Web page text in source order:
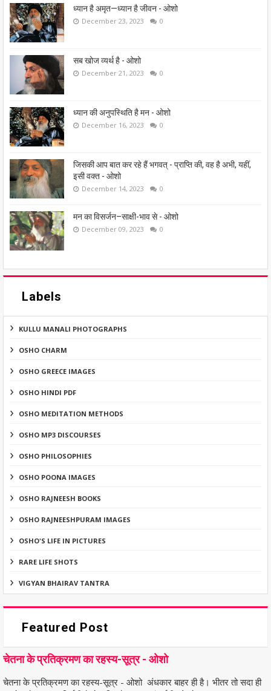
ध्यान है अमृत—ध्यान है जीवन - ओशो
December 23, 2023 0
सब खोज व्यर्थ है - ओशो
December 21, 2023 0
ध्यान की अनुपस्थिति है मन - ओशो
December 16, 2023 0
जिसकी आप बात कर रहे हैं भगवत् - प्राप्ति की, वह है अभी, यहीं,
इसी वक्त - ओशो
December 14, 2023 0
मन का विसर्जन–साक्षी-भाव से - ओशो
December 09, 2023 0
Labels
KULLU MANALI PHOTOGRAPHS
OSHO CHARM
OSHO GREECE IMAGES
OSHO HINDI PDF
OSHO MEDITATION METHODS
OSHO MP3 DISCOURSES
OSHO PHILOSOPHIES
OSHO POONA IMAGES
OSHO RAJNEESH BOOKS
OSHO RAJNEESHPURAM IMAGES
OSHO'S LIFE IN PICTURES
RARE LIFE SHOTS
VIGYAN BHAIRAV TANTRA
Featured Post
चेतना के प्रतिक्रमण का रहस्य-सूत्र - ओशो
चेतना के प्रतिक्रमण का रहस्य-सूत्र - ओशो अंधकार बाहर ही है। भीतर तो सदा ही